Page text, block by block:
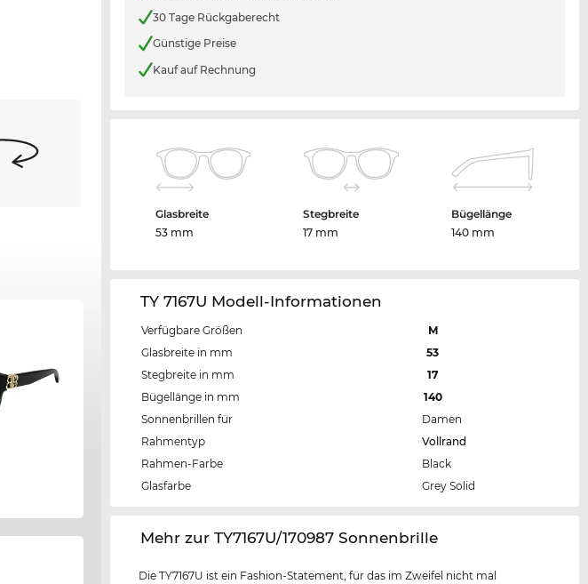
30 Tage Rückgaberecht
Günstige Preise
Kauf auf Rechnung
Glasbreite
53 mm
Stegbreite
17 mm
Bügellänge
140 mm
TY 7167U Modell-Informationen
Verfügbare Größen
M
Glasbreite in mm
53
Stegbreite in mm
17
Bügellänge in mm
140
Sonnenbrillen für
Damen
Rahmentyp
Vollrand
Rahmen-Farbe
Black
Glasfarbe
Grey Solid
‌Mehr zur TY7167U/170987 Sonnenbrille
Die TY7167U ist ein Fashion-Statement, für das im Zweifel nicht mal